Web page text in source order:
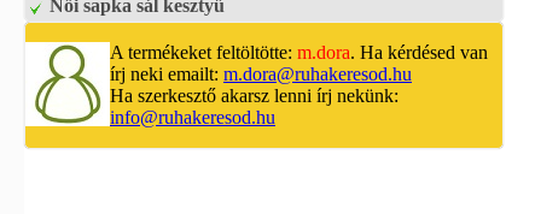
Női sapka sál kesztyű
A termékeket feltöltötte: m.dora. Ha kérdésed van
írj neki emailt: m.dora@ruhakeresod.hu
Ha szerkesztő akarsz lenni írj nekünk:
info@ruhakeresod.hu